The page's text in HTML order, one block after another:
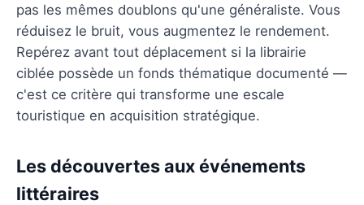
pas les mêmes doublons qu'une généraliste. Vous
réduisez le bruit, vous augmentez le rendement.
Repérez avant tout déplacement si la librairie
ciblée possède un fonds thématique documenté —
c'est ce critère qui transforme une escale
touristique en acquisition stratégique.
Les découvertes aux événements
littéraires